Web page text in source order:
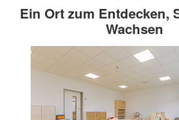
Ein Ort zum Entdecken,
Wachsen